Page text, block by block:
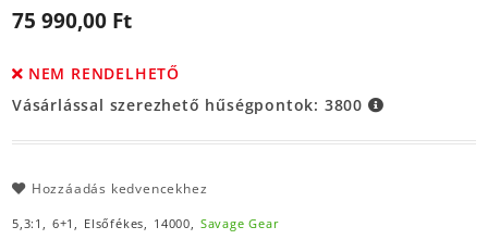
75 990,00 Ft
NEM RENDELHETŐ
Vásárlással szerezhető hűségpontok: 3800
Hozzáadás kedvencekhez
5,3:1, 6+1, Elsőfékes, 14000, Savage Gear